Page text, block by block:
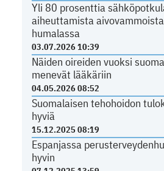
Yli 80 prosenttia
aiheuttamista
humalassa
03.07.2026 10:39
Näiden oireiden vuoksi
menevät lääkäriin
04.05.2026 08:52
Suomalaisen tehohoidon
hyviä
15.12.2025 08:19
Espanjassa
hyvin